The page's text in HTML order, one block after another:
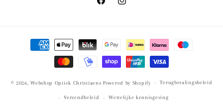
FacebookInstagram
Betaalmethoden
© 2026,Webshop Optiek Christiaens Powered by Shopify Terugbetalingsbeleid
Verzendbeleid Wettelijke kennisgeving